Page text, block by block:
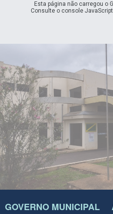
Esta página não carregou o
Consulte o console
GOVERNO MUNICIPAL